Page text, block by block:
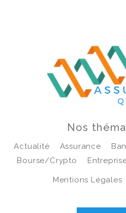
Nos
Actualité Assurance
Bourse/crypto
Mentions Légales